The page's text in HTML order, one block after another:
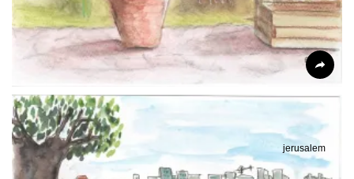
jerusalem